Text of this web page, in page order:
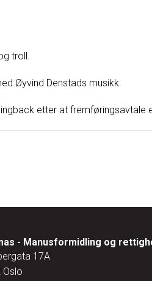
troll.
Øyvind Denstads musikk.
etter at fremføringsavtale
- Manusformidling og
17A
Oslo